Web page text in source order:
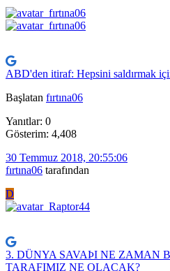
ABD'den itiraf: Hepsini saldırmak
Başlatan fırtına06
Yanıtlar: 0
Gösterim: 4,408
30 Temmuz 2018, 20:55:06
fırtına06 tarafından
D
3. DÜNYA SAVAÞI NE ZAMAN
TARAFIMIZ NE OLACAK?